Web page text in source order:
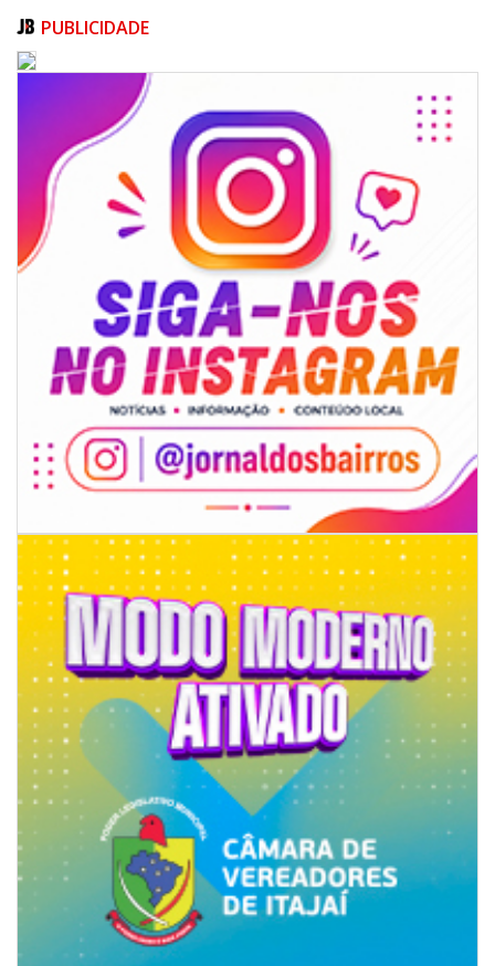
09/08/2026 | 07:00
Painel NIMOB 2026 reúne as principais lideranças para debater o futuro
econômico e imobiliário de Itajaí
BALNEÁRIO CAMBORIÚ
09/08/2026 | 07:00
Projeto BC em Traços está com inscrições abertas
PUBLICIDADE